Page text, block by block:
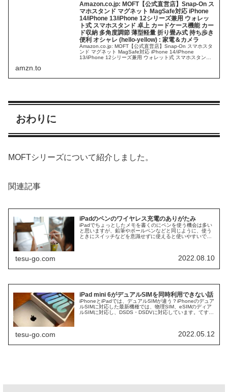
Amazon.co.jp: MOFT【公式直営店】Snap-On ス
マホスタンド マグネット MagSafe対応 iPhone
14/iPhone 13/iPhone 12シリーズ兼用 ウォレッ
ト式 スマホスタンド 卓上 カードケース機能 カー
ド収納 多角度調節 薄型軽量 折り畳み式 持ち歩き
便利 オシャレ (hello-yellow) : 家電＆カメラ
Amazon.co.jp: MOFT【公式直営店】Snap-On スマホスタ
ンド マグネット MagSafe対応 iPhone 14/iPhone
13/iPhone 12シリーズ兼用 ウォレット式 スマホスタンド
amzn.to
おわりに
MOFTシリーズについて紹介しました。
関連記事
iPadのペンのワイヤレス充電のありがたみ
iPadでちょっとしたメモを書くのにペンを使う機会は多い
と思いますが、鉛筆やボールペンなどと同じように、使う
ときにスイッチなどを意識せずに使えると使いやすいです
tesu-go.com 2022.08.10
iPad mini 6がデュアルSIMを同時利用できない話
iPhoneとiPadでは、デュアルSIMが違う？iPhoneのデュア
ルSIMに対応した最新機種では、物理SIM、eSIMのディア
ルSIMに対応し、DSDS・DSDVに対応しています。てすも
tesu-go.com 2022.05.12